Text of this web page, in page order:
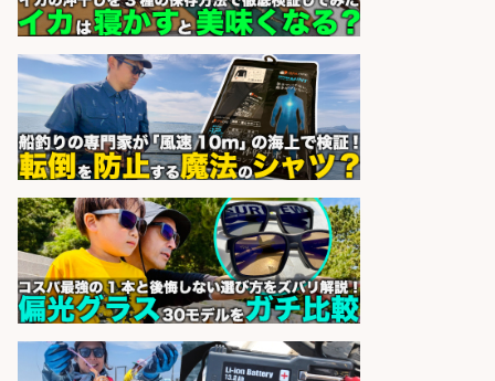
おろし/新潟県/小千谷市
会社名 株式会社G&G
sponsored by 求人ボックス
釣り具などの出荷作業
会社名 UTエージェント株式会社
sponsored by 求人ボックス
福岡「現場監督」/釣り好き歓迎/残
業10時間/経験者歓迎
sponsored by 求人ボックス